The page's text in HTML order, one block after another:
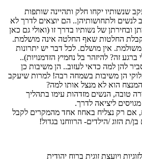
שנשותיו יקחו חלק ותהיינה שותפות
לנשים ולתחושותיהן.. הם יוצאים לדרך לא
של נשותיו בדרך זו (ואולי גם כאן
בקבלת החלטות שאף החלטה אינה מושלמת.
אין מושלם. לכל דבר יש יתרונות
זה? להיזהר בל נחמיץ הזדמנויות)..
להן למה כדאי לעזוב.. הן משיבות כן
הן משיבות בשמחה רבה! למרות שיעקב
הוא לא מנצל אותו למה?
טובה, הנשים מזדהות עימו בתהליך
ליציאה לדרך.
ביום, אם רק נצליח באחוז אחד מהמקרים לקבל
ת הזוג /הילדים- הרווחנו בגדול!
ויועצת זוגית ברוח יהודית